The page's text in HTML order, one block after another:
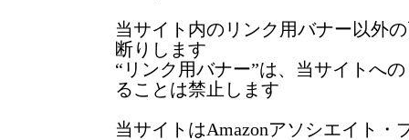
当サイト内のリンク用バナー以外
断りします
“リンク用バナー”は、当サイトへ
ることは禁止します
当サイトはAmazonアソシエイト・